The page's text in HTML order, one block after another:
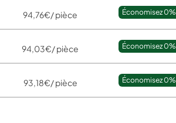
94,76€/ pièce Économisez 0%
94,03€/ pièce Économisez 0%
93,18€/ pièce Économisez 0%